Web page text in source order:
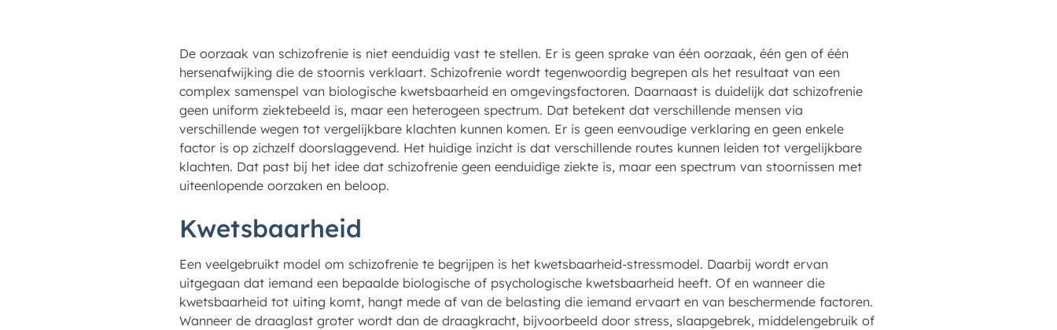
De oorzaak van schizofrenie is niet eenduidig vast te stellen. Er is geen sprake van één oorzaak, één gen of één
hersenafwijking die de stoornis verklaart. Schizofrenie wordt tegenwoordig begrepen als het resultaat van een
complex samenspel van biologische kwetsbaarheid en omgevingsfactoren. Daarnaast is duidelijk dat schizofrenie
geen uniform ziektebeeld is, maar een heterogeen spectrum. Dat betekent dat verschillende mensen via
verschillende wegen tot vergelijkbare klachten kunnen komen. Er is geen eenvoudige verklaring en geen enkele
factor is op zichzelf doorslaggevend. Het huidige inzicht is dat verschillende routes kunnen leiden tot vergelijkbare
klachten. Dat past bij het idee dat schizofrenie geen eenduidige ziekte is, maar een spectrum van stoornissen met
uiteenlopende oorzaken en beloop.
Kwetsbaarheid
Een veelgebruikt model om schizofrenie te begrijpen is het kwetsbaarheid-stressmodel. Daarbij wordt ervan
uitgegaan dat iemand een bepaalde biologische of psychologische kwetsbaarheid heeft. Of en wanneer die
kwetsbaarheid tot uiting komt, hangt mede af van de belasting die iemand ervaart en van beschermende factoren.
Wanneer de draaglast groter wordt dan de draagkracht, bijvoorbeeld door stress, slaapgebrek, middelengebruik of